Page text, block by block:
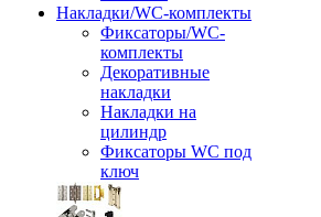
Накладки/WC-комплекты
Фиксаторы/WC-
комплекты
Декоративные
накладки
Накладки на
цилиндр
Фиксаторы WC под
ключ